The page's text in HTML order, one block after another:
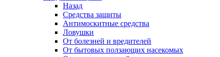
Назад
Средства защиты
Антимоскитные средства
Ловушки
От болезней и вредителей
От бытовых ползающих насекомых